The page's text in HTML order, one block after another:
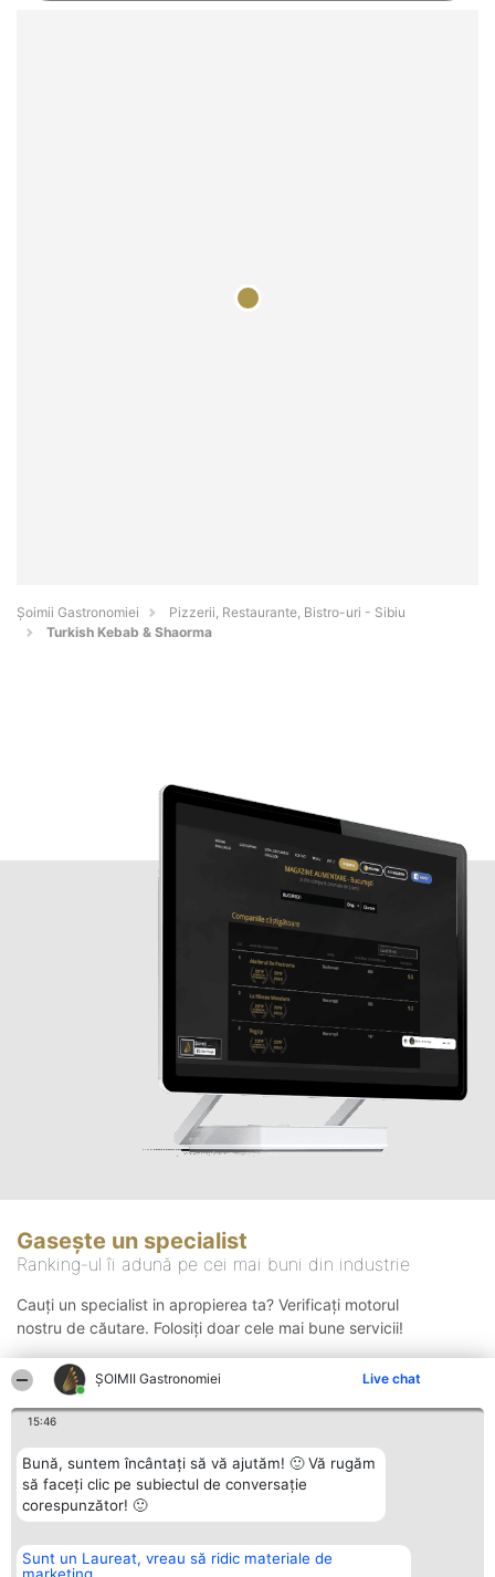
ȘOIMII Gastronomiei Live chat
15:46
Bună, suntem încântați să vă ajutăm! 🙂 Vă rugăm
să faceți clic pe subiectul de conversație
corespunzător! 🙂
Sunt un Laureat, vreau să ridic materiale de
Șoimii Gastronomiei
Pizzerii, Restaurante, Bistro-uri - Sibiu
Turkish Kebab & Shaorma
Gasește un specialist
Ranking-ul îi adună pe cei mai buni din industrie
Cauți un specialist in apropierea ta? Verificați motorul
nostru de căutare. Folosiți doar cele mai bune servicii!
Organizator Ranking Plebiscyt Contact